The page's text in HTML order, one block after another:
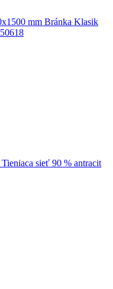
Bránka Klasik
50618
Tieniaca sieť 90 % antracit